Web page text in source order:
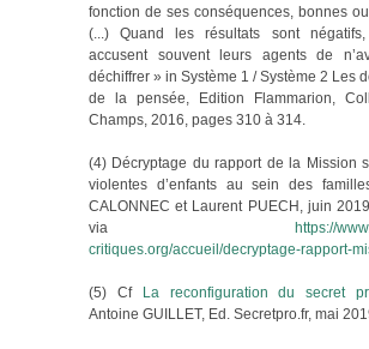
fonction de ses conséquences, bonnes
(...) Quand les résultats sont
accusent souvent leurs agents de
déchiffrer » in Système 1 / Système 2 Les
de la pensée, Edition Flammarion,
Champs, 2016, pages 310 à 314.
(4) Décryptage du rapport de la Mission
violentes d’enfants au sein des
CALONNEC et Laurent PUECH, juin
via
https://
critiques.org/accueil/decryptage-rapport-
(5) Cf La reconfiguration du secret
Antoine GUILLET, Ed. Secretpro.fr, mai